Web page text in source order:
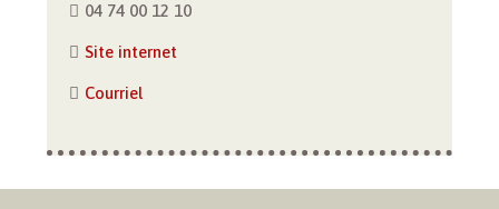
04 74 00 12 10
Site internet
Courriel